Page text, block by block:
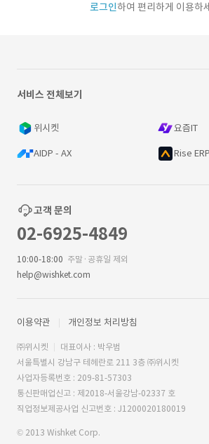
로그인하여 편리하게 이용하
서비스 전체보기
위시켓 요즘IT
AIDP - AX Rise ERP
고객 문의
02-6925-4849
10:00-18:00 주말·공휴일 제외
help@wishket.com
이용약관 개인정보 처리방침
㈜위시켓
대표이사 : 박우범
서울특별시 강남구 테헤란로 211 3층 ㈜위시켓
사업자등록번호 : 209-81-57303
통신판매업신고 : 제2018-서울강남-02337 호
직업정보제공사업 신고번호 : J1200020180019
© 2013 Wishket Corp.